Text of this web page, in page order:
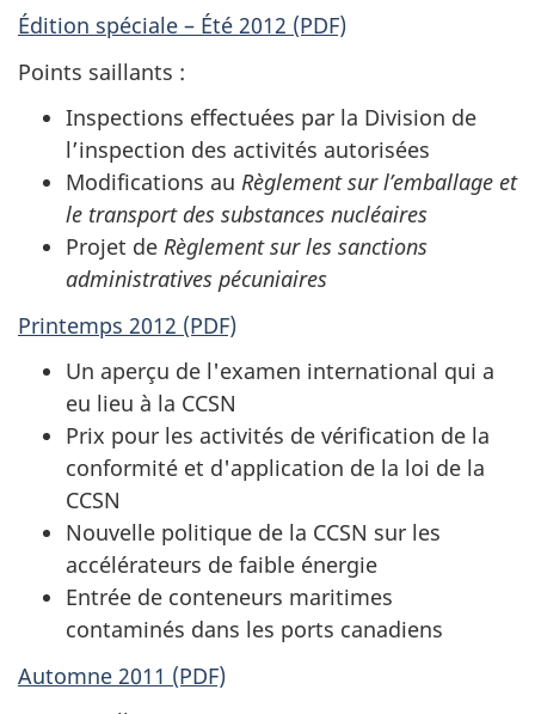
Édition spéciale – Été 2012 (PDF)
Points saillants :
Inspections effectuées par la Division de
l’inspection des activités autorisées
Modifications au Règlement sur l’emballage et
le transport des substances nucléaires
Projet de Règlement sur les sanctions
administratives pécuniaires
Printemps 2012 (PDF)
Un aperçu de l'examen international qui a
eu lieu à la CCSN
Prix pour les activités de vérification de la
conformité et d'application de la loi de la
CCSN
Nouvelle politique de la CCSN sur les
accélérateurs de faible énergie
Entrée de conteneurs maritimes
contaminés dans les ports canadiens
Automne 2011 (PDF)